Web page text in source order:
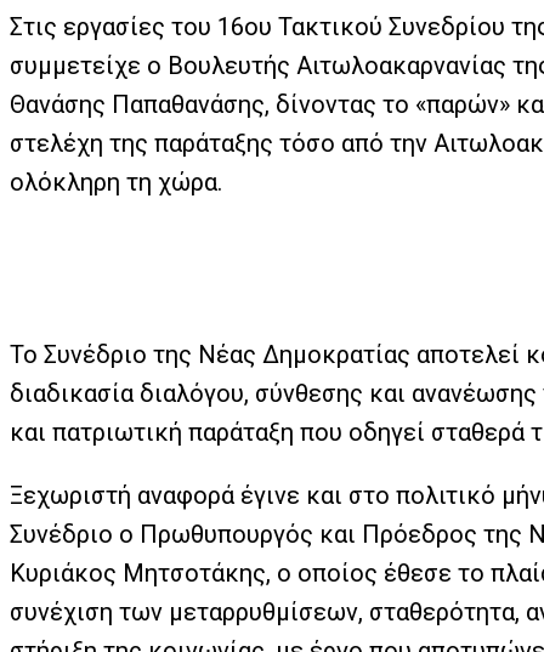
Στις εργασίες του 16ου Τακτικού Συνεδρίου
συμμετείχε ο Βουλευτής Αιτωλοακαρνανίας
Θανάσης Παπαθανάσης, δίνοντας το «παρών»
στελέχη της παράταξης τόσο από την
ολόκληρη τη χώρα.
Το Συνέδριο της Νέας Δημοκρατίας αποτελεί
διαδικασία διαλόγου, σύνθεσης και
και πατριωτική παράταξη που οδηγεί σταθερά
Ξεχωριστή αναφορά έγινε και στο πολιτικό
Συνέδριο ο Πρωθυπουργός και Πρόεδρος της
Κυριάκος Μητσοτάκης, ο οποίος έθεσε το
συνέχιση των μεταρρυθμίσεων, σταθερότητα,